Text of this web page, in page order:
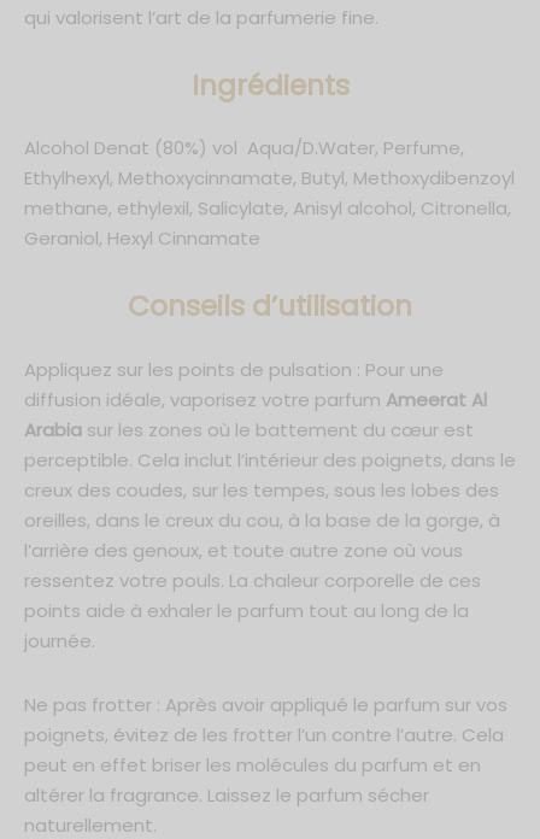
qui valorisent l’art de la parfumerie fine.
Ingrédients
Alcohol Denat (80%) vol Aqua/D.Water, Perfume,
Ethylhexyl, Methoxycinnamate, Butyl, Methoxydibenzoyl
methane, ethylexil, Salicylate, Anisyl alcohol, Citronella,
Geraniol, Hexyl Cinnamate
Conseils d’utilisation
Appliquez sur les points de pulsation : Pour une
diffusion idéale, vaporisez votre parfum Ameerat Al
Arabia sur les zones où le battement du cœur est
perceptible. Cela inclut l’intérieur des poignets, dans le
creux des coudes, sur les tempes, sous les lobes des
oreilles, dans le creux du cou, à la base de la gorge, à
l’arrière des genoux, et toute autre zone où vous
ressentez votre pouls. La chaleur corporelle de ces
points aide à exhaler le parfum tout au long de la
journée.
Ne pas frotter : Après avoir appliqué le parfum sur vos
poignets, évitez de les frotter l’un contre l’autre. Cela
peut en effet briser les molécules du parfum et en
altérer la fragrance. Laissez le parfum sécher
naturellement.